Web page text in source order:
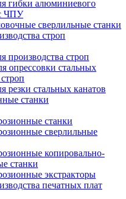
гибки алюминиевого
ЧПУ
сверлильные станки
строп
производства строп
опрессовки стальных
резки стальных канатов
станки
станки
сверлильные
копировально-
станки
экстракторы
печатных плат